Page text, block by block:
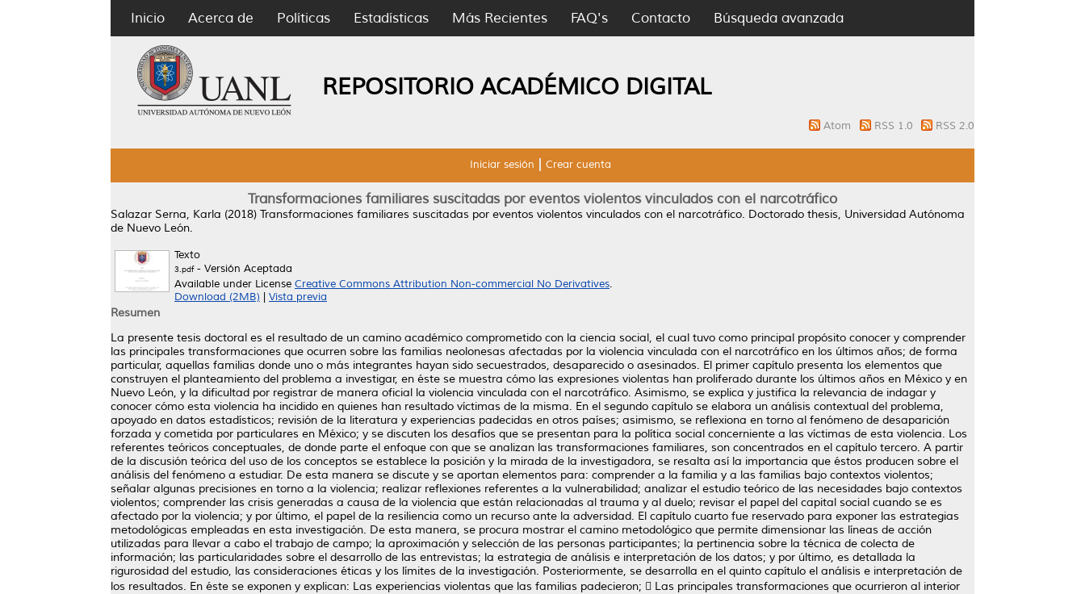
Inicio Acerca de Políticas Estadísticas Más Recientes FAQ's Contacto Búsqueda avanzada
REPOSITORIO ACADÉMICO DIGITAL
Atom RSS 1.0 RSS 2.0
Iniciar sesión Crear cuenta
Transformaciones familiares suscitadas por eventos violentos vinculados con el narcotráfico
Salazar Serna, Karla (2018) Transformaciones familiares suscitadas por eventos violentos vinculados con el narcotráfico. Doctorado thesis, Universidad Autónoma
de Nuevo León.
Texto
3.pdf- Versión Aceptada
Available under License Creative Commons Attribution Non-commercial No Derivatives.
Download (2MB)
Vista previa
Resumen
La presente tesis doctoral es el resultado de un camino académico comprometido con la ciencia social, el cual tuvo como principal propósito conocer y comprender
las principales transformaciones que ocurren sobre las familias neolonesas afectadas por la violencia vinculada con el narcotráfico en los últimos años; de forma
particular, aquellas familias donde uno o más integrantes hayan sido secuestrados, desaparecido o asesinados. El primer capítulo presenta los elementos que
construyen el planteamiento del problema a investigar, en éste se muestra cómo las expresiones violentas han proliferado durante los últimos años en México y en
Nuevo León, y la dificultad por registrar de manera oficial la violencia vinculada con el narcotráfico. Asimismo, se explica y justifica la relevancia de indagar y
conocer cómo esta violencia ha incidido en quienes han resultado víctimas de la misma. En el segundo capítulo se elabora un análisis contextual del problema,
apoyado en datos estadísticos; revisión de la literatura y experiencias padecidas en otros países; asimismo, se reflexiona en torno al fenómeno de desaparición
forzada y cometida por particulares en México; y se discuten los desafíos que se presentan para la política social concerniente a las víctimas de esta violencia. Los
referentes teóricos conceptuales, de donde parte el enfoque con que se analizan las transformaciones familiares, son concentrados en el capítulo tercero. A partir
de la discusión teórica del uso de los conceptos se establece la posición y la mirada de la investigadora, se resalta así la importancia que éstos producen sobre el
análisis del fenómeno a estudiar. De esta manera se discute y se aportan elementos para: comprender a la familia y a las familias bajo contextos violentos;
señalar algunas precisiones en torno a la violencia; realizar reflexiones referentes a la vulnerabilidad; analizar el estudio teórico de las necesidades bajo contextos
violentos; comprender las crisis generadas a causa de la violencia que están relacionadas al trauma y al duelo; revisar el papel del capital social cuando se es
afectado por la violencia; y por último, el papel de la resiliencia como un recurso ante la adversidad. El capítulo cuarto fue reservado para exponer las estrategias
metodológicas empleadas en esta investigación. De esta manera, se procura mostrar el camino metodológico que permite dimensionar las líneas de acción
utilizadas para llevar a cabo el trabajo de campo; la aproximación y selección de las personas participantes; la pertinencia sobre la técnica de colecta de
información; las particularidades sobre el desarrollo de las entrevistas; la estrategia de análisis e interpretación de los datos; y por último, es detallada la
rigurosidad del estudio, las consideraciones éticas y los límites de la investigación. Posteriormente, se desarrolla en el quinto capítulo el análisis e interpretación de
los resultados. En éste se exponen y explican: Las experiencias violentas que las familias padecieron;  Las principales transformaciones que ocurrieron al interior